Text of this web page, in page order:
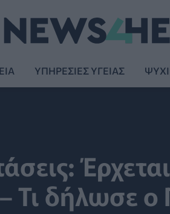
ΥΠΗΡΕΣΙΕΣ ΥΓΕΙΑΣ
– Τι δήλωσε ο